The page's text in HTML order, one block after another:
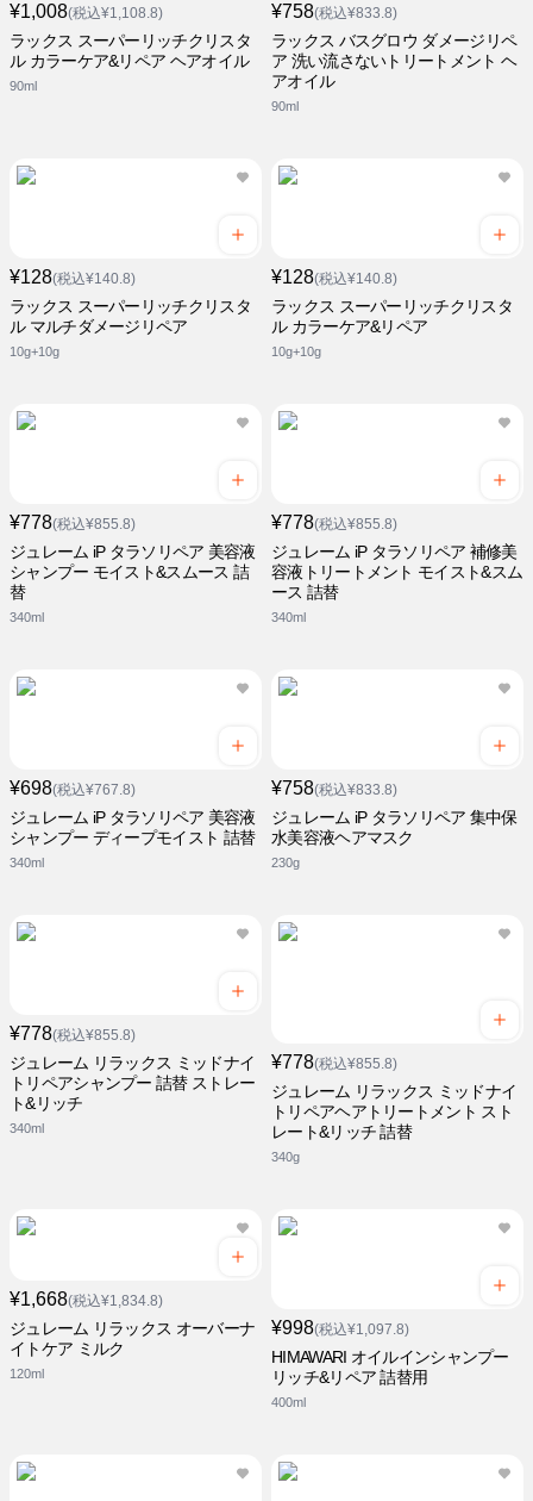
¥1,008(税込¥1,108.8)
ラックス スーパーリッチクリスタ
ル カラーケア&リペア ヘアオイル
90ml
¥758(税込¥833.8)
ラックス バスグロウ ダメージリペ
ア 洗い流さないトリートメント ヘ
アオイル
90ml
¥128(税込¥140.8)
ラックス スーパーリッチクリスタ
ル マルチダメージリペア
10g+10g
¥128(税込¥140.8)
ラックス スーパーリッチクリスタ
ル カラーケア&リペア
10g+10g
¥778(税込¥855.8)
ジュレーム iP タラソリペア 美容液
シャンプー モイスト&スムース 詰
替
340ml
¥778(税込¥855.8)
ジュレーム iP タラソリペア 補修美
容液トリートメント モイスト&スム
ース 詰替
340ml
¥698(税込¥767.8)
ジュレーム iP タラソリペア 美容液
シャンプー ディープモイスト 詰替
340ml
¥758(税込¥833.8)
ジュレーム iP タラソリペア 集中保
水美容液ヘアマスク
230g
¥778(税込¥855.8)
ジュレーム リラックス ミッドナイ
トリペアシャンプー 詰替 ストレー
ト&リッチ
340ml
¥778(税込¥855.8)
ジュレーム リラックス ミッドナイ
トリペアヘアトリートメント スト
レート&リッチ 詰替
340g
¥1,668(税込¥1,834.8)
ジュレーム リラックス オーバーナ
イトケア ミルク
120ml
¥998(税込¥1,097.8)
HIMAWARI オイルインシャンプー
リッチ&リペア 詰替用
400ml